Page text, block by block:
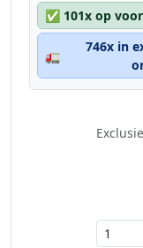
✅ 101x op
🚛
746x in